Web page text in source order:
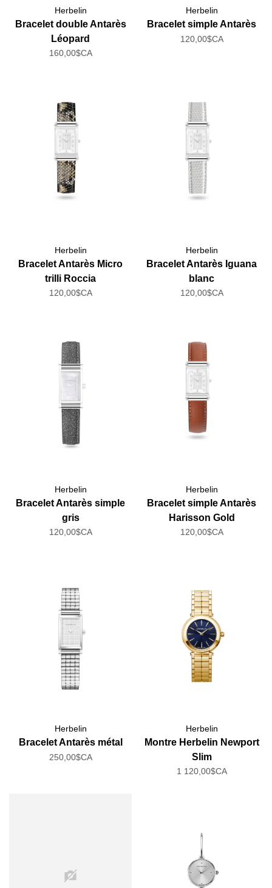
Herbelin
Bracelet double Antarès
Léopard
160,00$CA
Herbelin
Bracelet simple Antarès
120,00$CA
Herbelin
Bracelet Antarès Micro
trilli Roccia
120,00$CA
Herbelin
Bracelet Antarès Iguana
blanc
120,00$CA
Herbelin
Bracelet Antarès simple
gris
120,00$CA
Herbelin
Bracelet simple Antarès
Harisson Gold
120,00$CA
Herbelin
Bracelet Antarès métal
250,00$CA
Herbelin
Montre Herbelin Newport
Slim
1 120,00$CA